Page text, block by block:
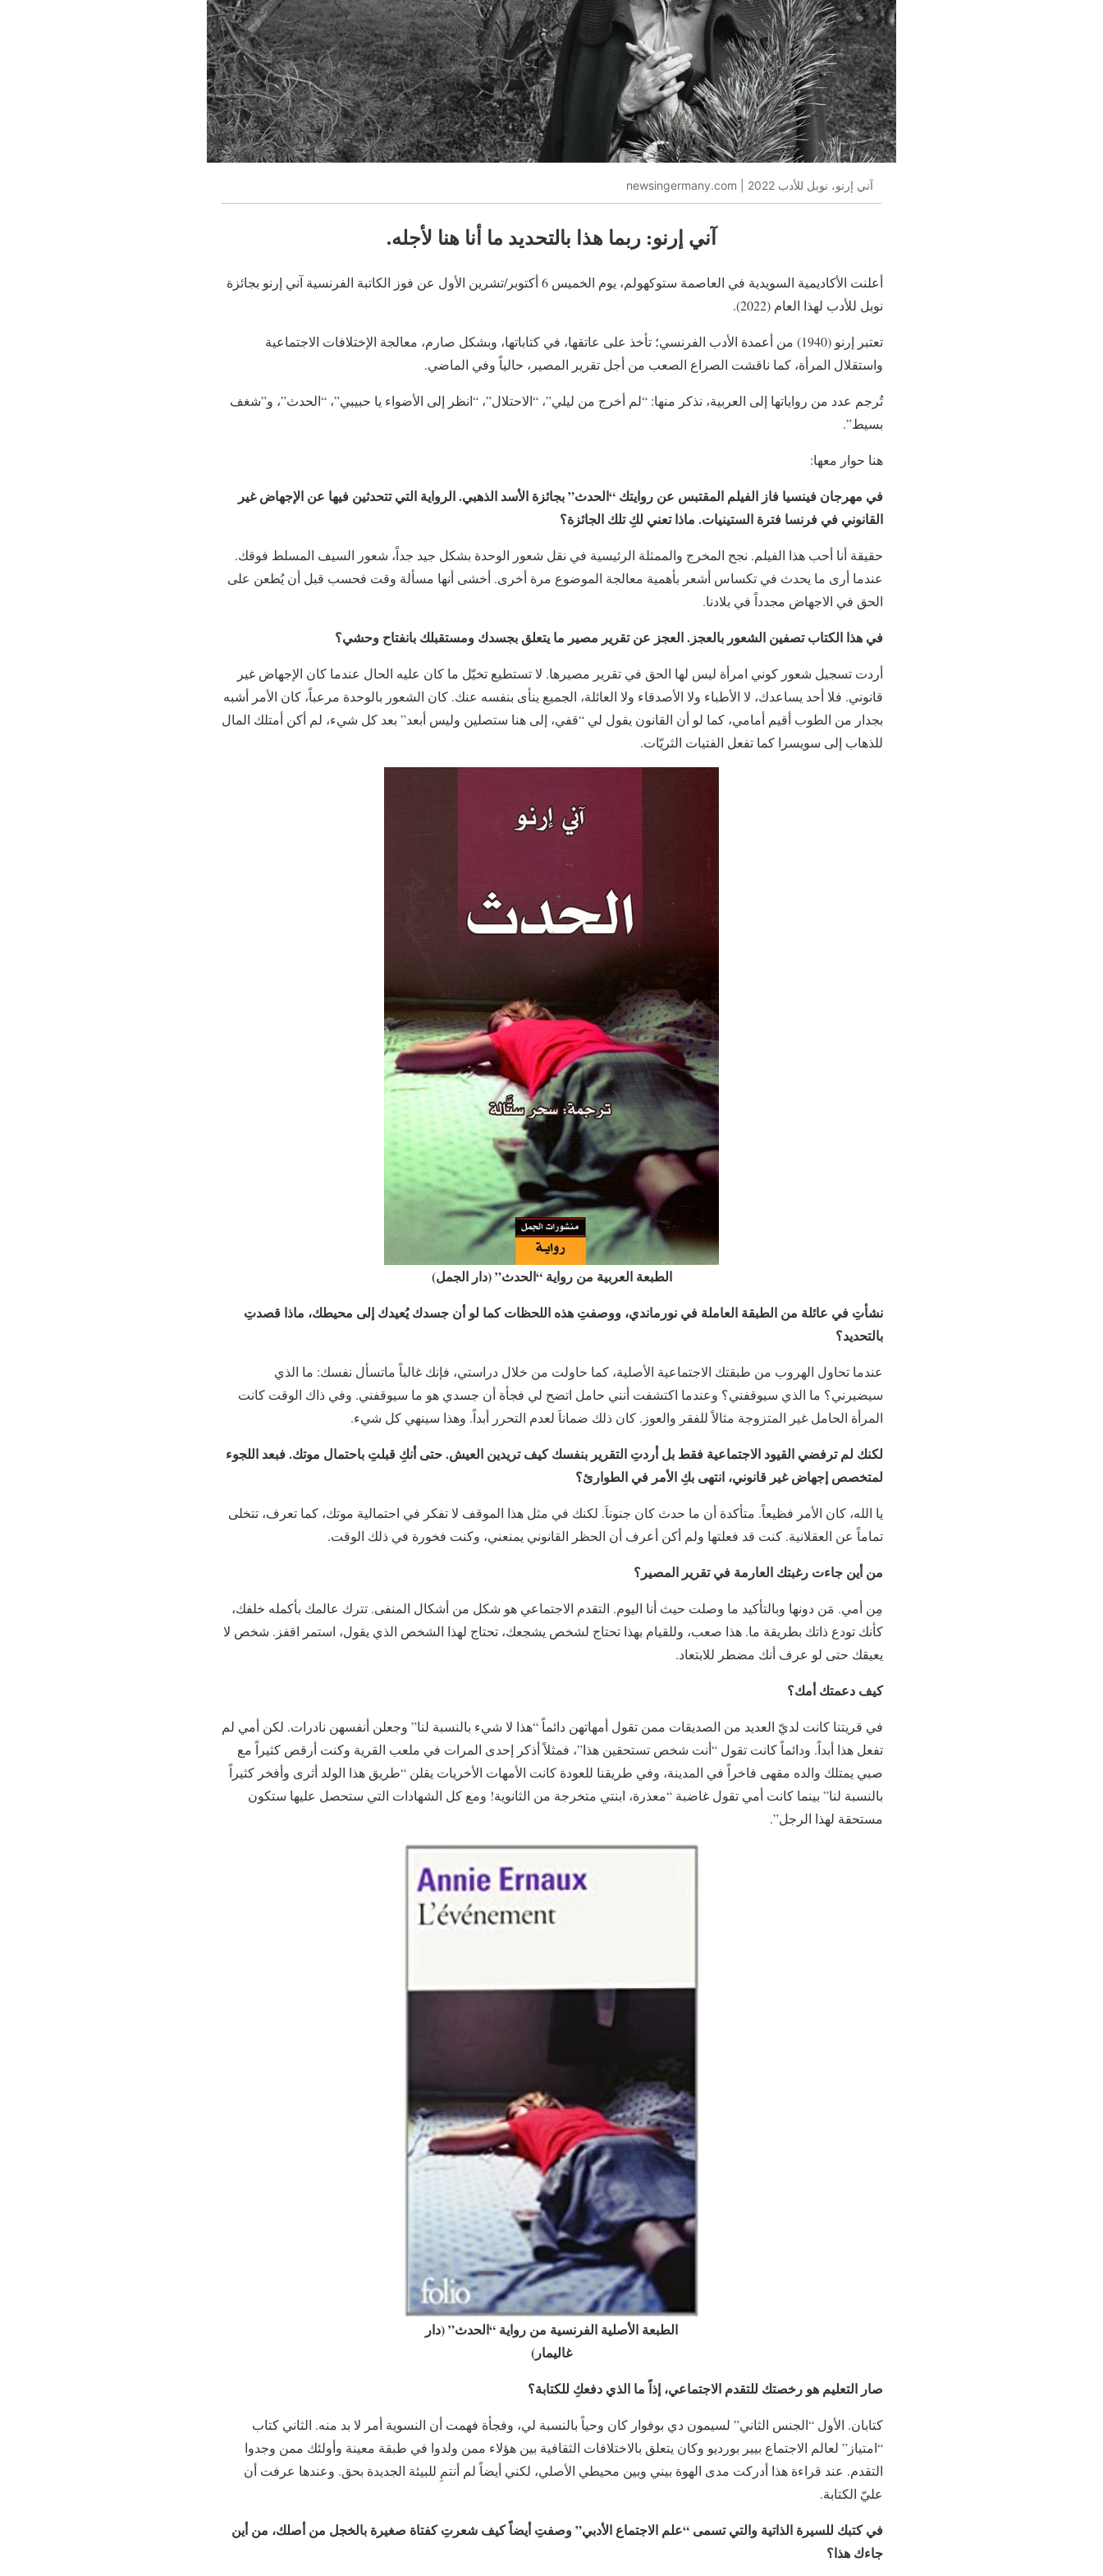
آني إرنو، نوبل للأدب 2022 | newsingermany.com
آني إرنو: ربما هذا بالتحديد ما أنا هنا لأجله.
أعلنت الأكاديمية السويدية في العاصمة ستوكهولم، يوم الخميس 6 أكتوبر/تشرين الأول عن فوز الكاتبة الفرنسية آني إرنو بجائزة
نوبل للأدب لهذا العام (2022).
تعتبر إرنو (1940) من أعمدة الأدب الفرنسي؛ تأخذ على عاتقها، في كتاباتها، وبشكل صارم، معالجة الإختلافات الاجتماعية
واستقلال المرأة، كما ناقشت الصراع الصعب من أجل تقرير المصير، حالياً وفي الماضي.
تُرجم عدد من رواياتها إلى العربية، نذكر منها: “لم أخرج من ليلي”، “الاحتلال”، “انظر إلى الأضواء يا حبيبي”، “الحدث”، و”شغف
بسيط”.
هنا حوار معها:
في مهرجان فينسيا فاز الفيلم المقتبس عن روايتك “الحدث” بجائزة الأسد الذهبي. الرواية التي تتحدثين فيها عن الإجهاض غير
القانوني في فرنسا فترة الستينيات. ماذا تعني لكِ تلك الجائزة؟
حقيقة أنا أحب هذا الفيلم. نجح المخرج والممثلة الرئيسية في نقل شعور الوحدة بشكل جيد جداً، شعور السيف المسلط فوقك.
عندما أرى ما يحدث في تكساس أشعر بأهمية معالجة الموضوع مرة أخرى. أخشى أنها مسألة وقت فحسب قبل أن يُطعن على
الحق في الاجهاض مجدداً في بلادنا.
في هذا الكتاب تصفين الشعور بالعجز. العجز عن تقرير مصير ما يتعلق بجسدك ومستقبلك بانفتاح وحشي؟
أردت تسجيل شعور كوني امرأة ليس لها الحق في تقرير مصيرها. لا تستطيع تخيّل ما كان عليه الحال عندما كان الإجهاض غير
قانوني. فلا أحد يساعدك، لا الأطباء ولا الأصدقاء ولا العائلة، الجميع ينأى بنفسه عنك. كان الشعور بالوحدة مرعباً، كان الأمر أشبه
بجدار من الطوب أقيم أمامي، كما لو أن القانون يقول لي “قفي، إلى هنا ستصلين وليس أبعد” بعد كل شيء، لم أكن أمتلك المال
للذهاب إلى سويسرا كما تفعل الفتيات الثريّات.
الطبعة العربية من رواية “الحدث” (دار الجمل)
نشأتِ في عائلة من الطبقة العاملة في نورماندي، ووصفتِ هذه اللحظات كما لو أن جسدك يُعيدك إلى محيطك، ماذا قصدتِ
بالتحديد؟
عندما تحاول الهروب من طبقتك الاجتماعية الأصلية، كما حاولت من خلال دراستي، فإنك غالباً ماتسأل نفسك: ما الذي
سيضيرني؟ ما الذي سيوقفني؟ وعندما اكتشفت أنني حامل اتضح لي فجأة أن جسدي هو ما سيوقفني. وفي ذاك الوقت كانت
المرأة الحامل غير المتزوجة مثالاً للفقر والعوز. كان ذلك ضماناَ لعدم التحرر أبداً. وهذا سينهي كل شيء.
لكنك لم ترفضي القيود الاجتماعية فقط بل أردتِ التقرير بنفسك كيف تريدين العيش. حتى أنكِ قبلتِ باحتمال موتك. فبعد اللجوء
لمتخصص إجهاض غير قانوني، انتهى بكِ الأمر في الطوارئ؟
يا الله، كان الأمر فظيعاً. متأكدة أن ما حدث كان جنوناَ. لكنك في مثل هذا الموقف لا تفكر في احتمالية موتك، كما تعرف، تتخلى
تماماً عن العقلانية. كنت قد فعلتها ولم أكن أعرف أن الحظر القانوني يمنعني، وكنت فخورة في ذلك الوقت.
من أين جاءت رغبتك العارمة في تقرير المصير؟
مِن أمي. مَن دونها وبالتأكيد ما وصلت حيث أنا اليوم. التقدم الاجتماعي هو شكل من أشكال المنفى. تترك عالمك بأكمله خلفك،
كأنك تودع ذاتك بطريقة ما. هذا صعب، وللقيام بهذا تحتاج لشخص يشجعك، تحتاج لهذا الشخص الذي يقول، استمر اقفز. شخص لا
يعيقك حتى لو عرف أنك مضطر للابتعاد.
كيف دعمتك أمك؟
في قريتنا كانت لديّ العديد من الصديقات ممن تقول أمهاتهن دائماً “هذا لا شيء بالنسبة لنا” وجعلن أنفسهن نادرات. لكن أمي لم
تفعل هذا أبداً. ودائماً كانت تقول “أنت شخص تستحقين هذا”، فمثلاً أذكر إحدى المرات في ملعب القرية وكنت أرقص كثيراً مع
صبي يمتلك والده مقهى فاخراً في المدينة، وفي طريقنا للعودة كانت الأمهات الأخريات يقلن “طريق هذا الولد أثرى وأفخر كثيراً
بالنسبة لنا” بينما كانت أمي تقول غاضبة “معذرة، ابنتي متخرجة من الثانوية! ومع كل الشهادات التي ستحصل عليها ستكون
مستحقة لهذا الرجل”.
الطبعة الأصلية الفرنسية من رواية “الحدث” (دار
غاليمار)
صار التعليم هو رخصتك للتقدم الاجتماعي، إذاً ما الذي دفعكِ للكتابة؟
كتابان. الأول “الجنس الثاني” لسيمون دي بوفوار كان وحياً بالنسبة لي، وفجأة فهمت أن النسوية أمر لا بد منه. الثاني كتاب
“امتياز” لعالم الاجتماع بيير بورديو وكان يتعلق بالاختلافات الثقافية بين هؤلاء ممن ولدوا في طبقة معينة وأولئك ممن وجدوا
التقدم. عند قراءة هذا أدركت مدى الهوة بيني وبين محيطي الأصلي، لكني أيضاً لم أنتمِ للبيئة الجديدة بحق. وعندها عرفت أن
عليّ الكتابة.
في كتبك للسيرة الذاتية والتي تسمى “علم الاجتماع الأدبي” وصفتِ أيضاً كيف شعرتِ كفتاة صغيرة بالخجل من أصلك، من أين
جاءك هذا؟